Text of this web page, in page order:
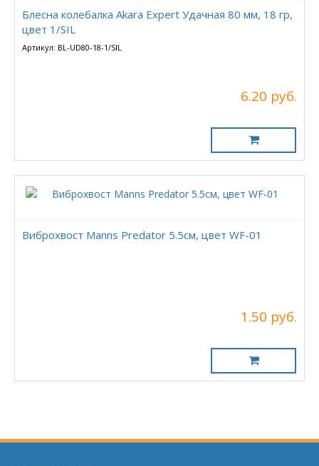
Блесна колебалка Akara Expert Удачная 80 мм, 18 гр,
цвет 1/SIL
Артикул: BL-UD80-18-1/SIL
6.20 руб.
Виброхвост Manns Predator 5.5см, цвет WF-01
1.50 руб.